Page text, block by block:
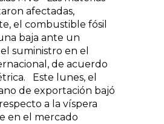
afectadas,
el combustible fósil
baja ante un
suministro en el
de acuerdo
Este lunes, el
de exportación bajó
a la víspera
en el mercado